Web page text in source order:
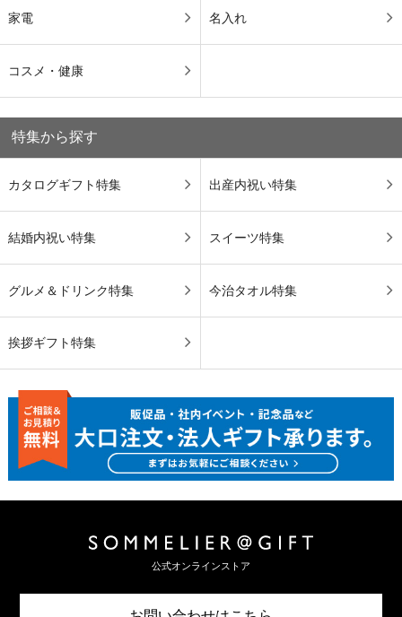
家電 名入れ
コスメ・健康
特集から探す
カタログギフト特集 出産内祝い特集
結婚内祝い特集 スイーツ特集
グルメ＆ドリンク特集 今治タオル特集
挨拶ギフト特集
公式オンラインストア